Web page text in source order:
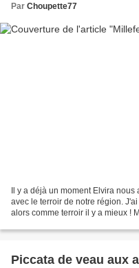
Par Choupette77
Il y a déjà un moment Elvira
avec le terroir de notre région.
alors comme terroir il y a mieux !
Piccata de veau aux